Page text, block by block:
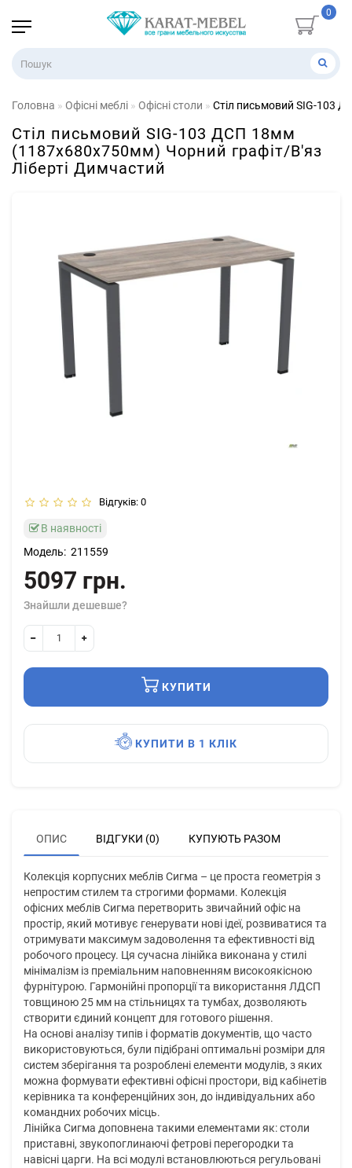
0
Головна Офісні меблі Офісні столи Стіл письмовий SIG-103
Стіл письмовий SIG-103 ДСП 18мм
(1187х680х750мм) Чорний графіт/В'яз
Ліберті Димчастий
Відгуків: 0
В наявності
Модель: 211559
5097 грн.
Знайшли дешевше?
КУПИТИ
КУПИТИ В 1 КЛІК
ОПИС ВІДГУКИ (0) КУПУЮТЬ РАЗОМ
Колекція корпусних меблів Сигма – це проста геометрія з
непростим стилем та строгими формами. Колекція
офісних меблів Сигма перетворить звичайний офіс на
простір, який мотивує генерувати нові ідеї, розвиватися та
отримувати максимум задоволення та ефективності від
робочого процесу. Ця сучасна лінійка виконана у стилі
мінімалізм із преміальним наповненням високоякісною
фурнітурою. Гармонійні пропорції та використання ЛДСП
товщиною 25 мм на стільницях та тумбах, дозволяють
створити єдиний концепт для готового рішення.
На основі аналізу типів і форматів документів, що часто
використовуються, були підібрані оптимальні розміри для
систем зберігання та розроблені елементи модулів, з яких
можна формувати ефективні офісні простори, від кабінетів
керівника та конференційних зон, до індивідуальних або
командних робочих місць.
Лінійка Сигма доповнена такими елементами як: столи
приставні, звукопоглинаючі фетрові перегородки та
навісні царги. На всі модулі встановлюються регульовані